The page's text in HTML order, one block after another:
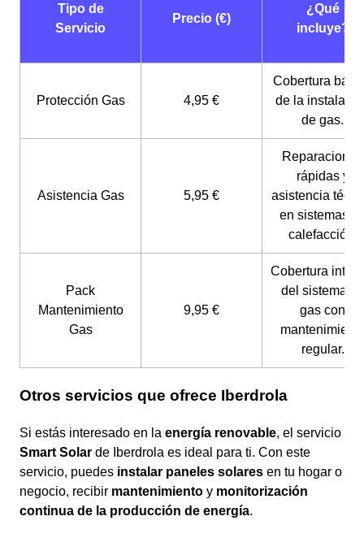
Tipo de
Servicio
Precio (€)
¿Qué
incluye?
Protección Gas 4,95 €
Cobertura
de la
de gas.
Asistencia Gas 5,95 €
Reparaciones
rápidas y
asistencia
en sistemas
calefacción.
Pack
Mantenimiento
Gas
9,95 €
Cobertura
del sistema de
gas con
regular.
Otros servicios que ofrece Iberdrola
Si estás interesado en la energía renovable, el servicio
Smart Solar de Iberdrola es ideal para ti. Con este
servicio, puedes instalar paneles solares en tu hogar o
negocio, recibir mantenimiento y monitorización
continua de la producción de energía.